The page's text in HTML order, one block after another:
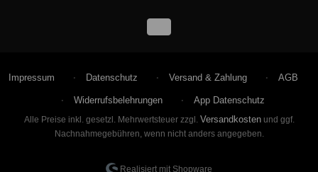
Impressum Datenschutz Versand & Zahlung AGB
Widerrufsbelehrungen App Datenschutz
Alle Preise inkl. gesetzl. Mehrwertsteuer zzgl. Versandkostenund ggf.
Nachnahmegebühren, wenn nicht anders angegeben.
Realisiert mit Shopware